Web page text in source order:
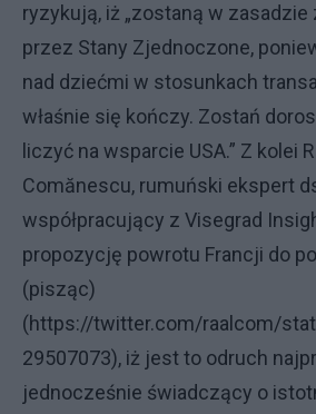
ryzykują, iż „zostaną w zasadzie
przez Stany Zjednoczone,
nad dziećmi w stosunkach
właśnie się kończy. Zostań
liczyć na wsparcie USA.” Z kolei
Comănescu, rumuński ekspert
współpracujący z Visegrad
propozycję powrotu Francji do
(pisząc)
(https://twitter.com/raalcom/
29507073), iż jest to odruch
jednocześnie świadczący o